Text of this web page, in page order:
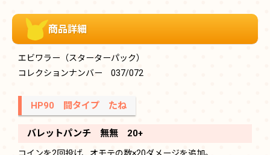
商品詳細
エビワラー（スターターパック）
コレクションナンバー 037/072
HP90 闘タイプ たね
バレットパンチ 無無 20+